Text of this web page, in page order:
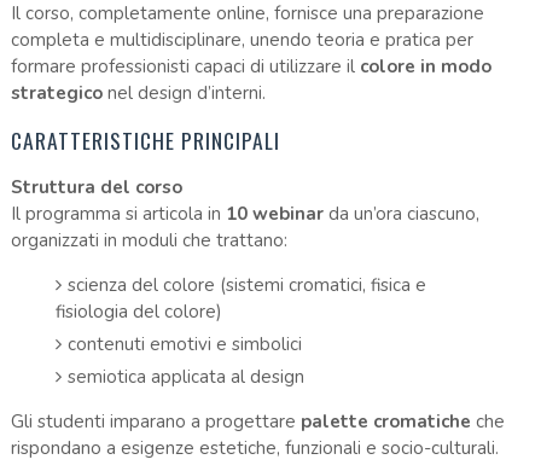
Il corso, completamente online, fornisce una preparazione
completa e multidisciplinare, unendo teoria e pratica per
formare professionisti capaci di utilizzare il colore in modo
strategico nel design d’interni.
CARATTERISTICHE PRINCIPALI
Struttura del corso
Il programma si articola in 10 webinar da un’ora ciascuno,
organizzati in moduli che trattano:
scienza del colore (sistemi cromatici, fisica e
fisiologia del colore)
contenuti emotivi e simbolici
semiotica applicata al design
Gli studenti imparano a progettare palette cromatiche che
rispondano a esigenze estetiche, funzionali e socio-culturali.